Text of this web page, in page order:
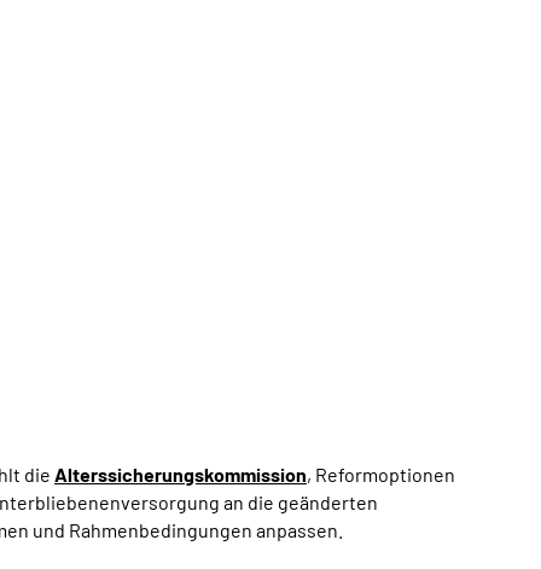
die Alterssicherungskommission, Reformoptionen
an die geänderten
und Rahmenbedingungen anpassen.